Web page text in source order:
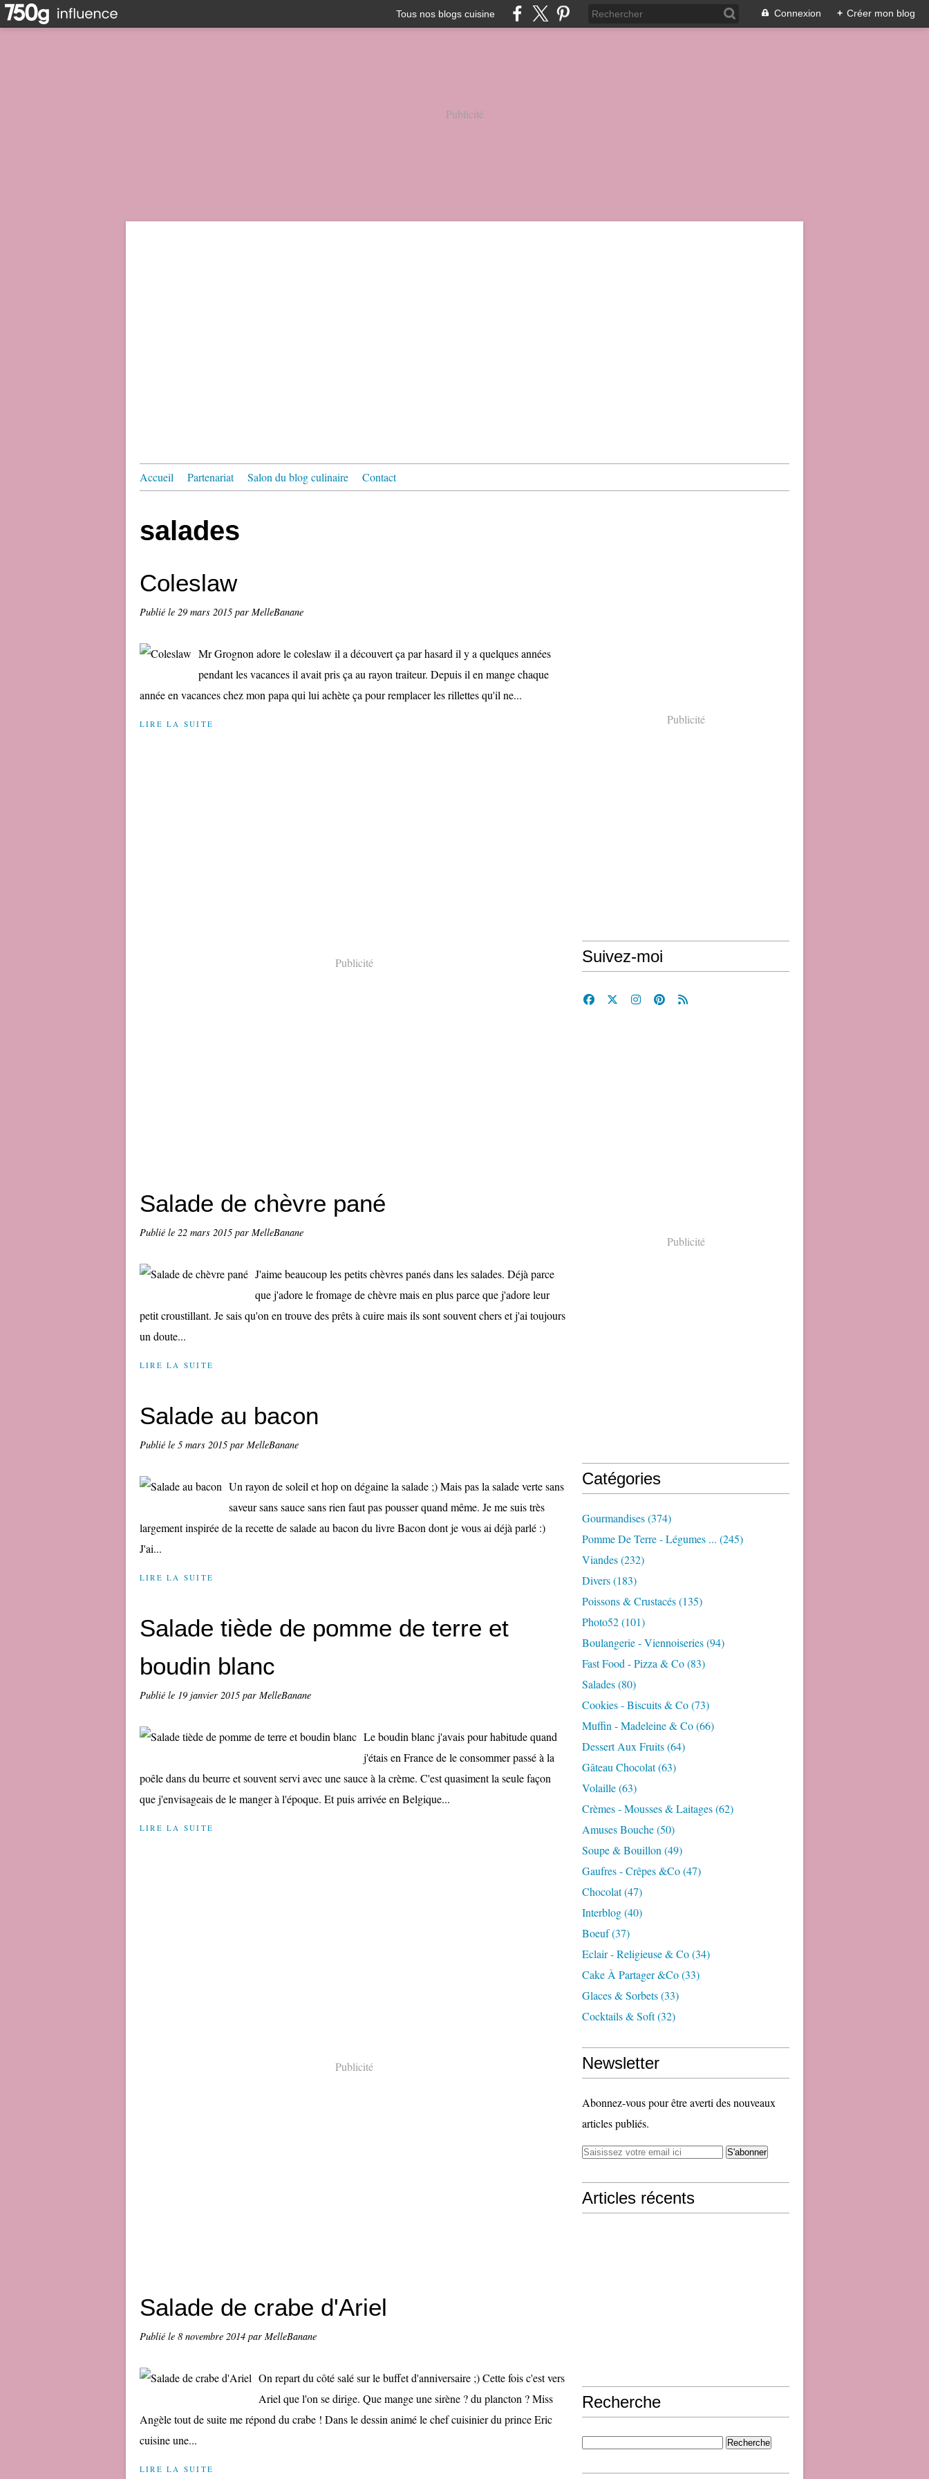
Tous nos blogs cuisine Connexion + Créer mon blog
Publicité
Accueil Partenariat Salon du blog culinaire Contact
salades
Coleslaw
Publié le 29 mars 2015 par MelleBanane
Mr Grognon adore le coleslaw il a découvert ça par hasard il y a quelques années
pendant les vacances il avait pris ça au rayon traiteur. Depuis il en mange chaque
année en vacances chez mon papa qui lui achète ça pour remplacer les rillettes qu'il ne...
LIRE LA SUITE
Publicité
Salade de chèvre pané
Publié le 22 mars 2015 par MelleBanane
J'aime beaucoup les petits chèvres panés dans les salades. Déjà parce
que j'adore le fromage de chèvre mais en plus parce que j'adore leur
petit croustillant. Je sais qu'on en trouve des prêts à cuire mais ils sont souvent chers et j'ai toujours
un doute...
LIRE LA SUITE
Salade au bacon
Publié le 5 mars 2015 par MelleBanane
Un rayon de soleil et hop on dégaine la salade ;) Mais pas la salade verte sans
saveur sans sauce sans rien faut pas pousser quand même. Je me suis très
largement inspirée de la recette de salade au bacon du livre Bacon dont je vous ai déjà parlé :)
J'ai...
LIRE LA SUITE
Salade tiède de pomme de terre et
boudin blanc
Publié le 19 janvier 2015 par MelleBanane
Le boudin blanc j'avais pour habitude quand
j'étais en France de le consommer passé à la
poêle dans du beurre et souvent servi avec une sauce à la crème. C'est quasiment la seule façon
que j'envisageais de le manger à l'époque. Et puis arrivée en Belgique...
LIRE LA SUITE
Publicité
Salade de crabe d'Ariel
Publié le 8 novembre 2014 par MelleBanane
On repart du côté salé sur le buffet d'anniversaire ;) Cette fois c'est vers
Ariel que l'on se dirige. Que mange une sirène ? du plancton ? Miss
Angèle tout de suite me répond du crabe ! Dans le dessin animé le chef cuisinier du prince Eric
cuisine une...
LIRE LA SUITE
Publicité
Suivez-moi
Publicité
Catégories
Gourmandises(374)
Pomme De Terre - Légumes ... (245)
Viandes(232)
Divers(183)
Poissons & Crustacés(135)
Photo52(101)
Boulangerie - Viennoiseries(94)
Fast Food - Pizza & Co(83)
Salades(80)
Cookies - Biscuits & Co(73)
Muffin - Madeleine & Co(66)
Dessert Aux Fruits(64)
Gâteau Chocolat(63)
Volaille(63)
Crèmes - Mousses & Laitages(62)
Amuses Bouche(50)
Soupe & Bouillon (49)
Gaufres - Crêpes &co(47)
Chocolat(47)
Interblog(40)
Boeuf(37)
Eclair - Religieuse & Co(34)
Cake À Partager &co(33)
Glaces & Sorbets(33)
Cocktails & Soft(32)
Newsletter
Abonnez-vous pour être averti des nouveaux
articles publiés.
Articles récents
Recherche